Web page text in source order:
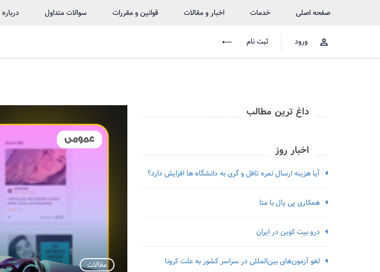
صفحه اصلی خدمات اخبار و مقالات قوانین و مقررات سوالات متداول
ورود ثبت نام
مقالات
داغ ترین مطالب
اخبار روز
آیا هزینه ارسال نمره تافل و گری به دانشگاه ها افزایش دارد؟
همکاری پی پال با متا
درو بیت کوین در ایران
لغو آزمون‌‌های بین‌المللی در سراسر کشور به علت کرونا